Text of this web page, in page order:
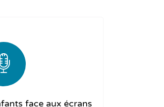
face aux écrans